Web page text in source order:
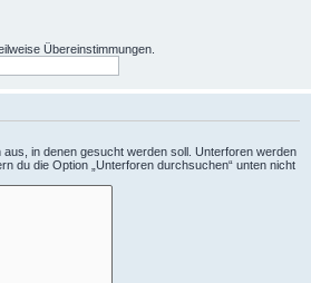
Übereinstimmungen.
in denen gesucht werden soll. Unterforen werden
du die Option „Unterforen durchsuchen“ unten nicht